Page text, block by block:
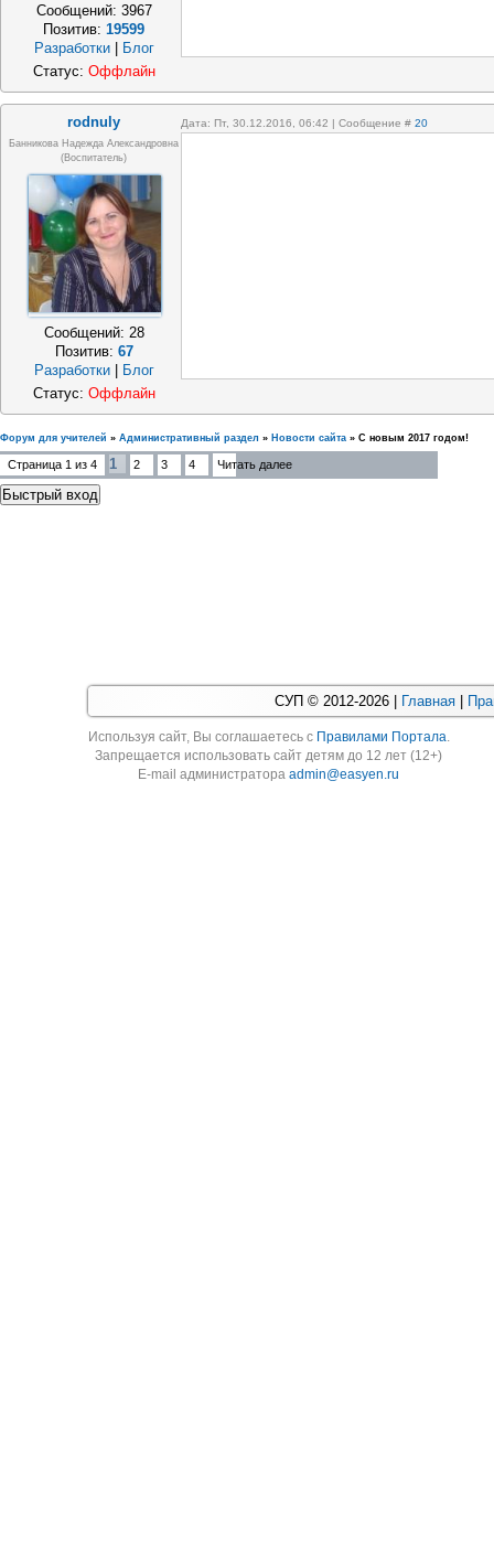
Сообщений: 3967
Позитив:19599
Разработки
Блог
Статус: Оффлайн
rodnuly Дата: Пт, 30.12.2016, 06:42 | Сообщение # 20
Банникова Надежда Александровна
(воспитатель)
Сообщений: 28
Позитив: 67
Разработки
Блог
Статус: Оффлайн
Форум для учителей » Административный раздел » Новости сайта » С новым 2017 годом!
Страница 1 из 4 1 2 3 4 Читать далее
СУП © 2012-2026 | Главная
Используя cайт, Вы соглашаетесь с Правилами Портала.
Запрещается использовать сайт детям до 12 лет (12+)
E-mail администратораadmin@easyen.ru